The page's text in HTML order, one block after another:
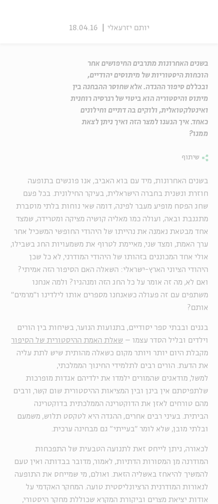
יותם יזרעאלי 18.04.16
בשנים האחרונות מתרבים החיפושים אחר
הוכחות היסטוריות של מיתוסים יהודיים,
ובכללם סיפור ההגדה. אלא שחוסר ההבחנה בין
מיתוס והיסטוריה הוא ביטוי של רגרסיה רוחנית
ואינטלקטואלית, ולוקים בה דתיים וחילונים
כאחד. איך הגענו למצר הזה ואיך ניתן לצאת
ממנו?
שיתוף
בשנים האחרונות, מיד עם בוא האביב, אנו פוגשים בתופעה
חוזרת ונשנית בחברה הישראלית, בעיקר החילונית. בכל פעם
שחג הפסח מופיע מעבר לפינה, דומה שאי נוחות בלתי מוסברת
מתגנבת ובאה, ועולה כמו מאליה קושיה מציקה ומטרידה, שמצד
אחד מבטאת נאמנה את נהייתו של היהודי החופשי המשכיל אחר
ערך האמת, ומצד שני, מאיימת לטרוף את משמעויות החג בשבילו,
אולי אחד המכוננים בזהותו של היהודי המודרני, לא כל שכן
היהודי הציוני הארץ-ישראלי: השאלה האם הסיפור הזה אמיתי?
ואם לא, מה זה אומר על כל החג הזה ומנהגיו? ולמה אנחנו
משתפים עם זה פעולה כשאנחנו מספרים אותו לילדינו ו"מרמים"
אותם?
בגנים ובבתי ספר יסודיים, בתנועות הנוער, בשיחות בין הורים
וילדים ובליל הסדר עצמו – שאלת האמת ההיסטורית של הסיפור
מקבלת היום יותר ויותר מקום כשאלה מהותית שיש לתת עליה
את הדעת. הורים רבים לתלמידי החינוך הממלכתי,
למשל, מודאגים שהמורים ילמדו את ילדיהם אגדות מופרכות
שלתפיסתם אין בינן ובין המציאות ההיסטורית שום קשר, ורבים
מהם טורחים לאזן את הדוקטרינה הממלכתית בדוקטרינה
הביתית. בעיני רבים אחרים, ההגדה היא לטקסט תלוש, משמעם
ובלתי מובן, שלא לומר "בעייתי" גם מבחינה ערכית.
לכאורה, ניתן לייחס זאת לתנועה הטבעית של התפכחות
המודרנה מן המסורות הדתיות, לאמור, מדובר בבדותה ואין טעם
להמשיך להיאחז באשליה הזאת. ואולם, מי שמייחס את התופעה
לנאורות המודרנית הרציונליסטית טועה. המחקר האקדמי על
אודות יציאת מצרים וביקורת המקרא שכוללת מחקר היסטורי,